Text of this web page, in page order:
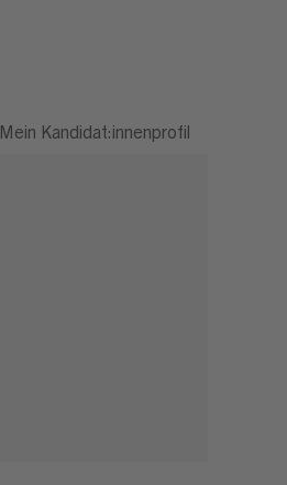
Mein Kandidat:innenprofil